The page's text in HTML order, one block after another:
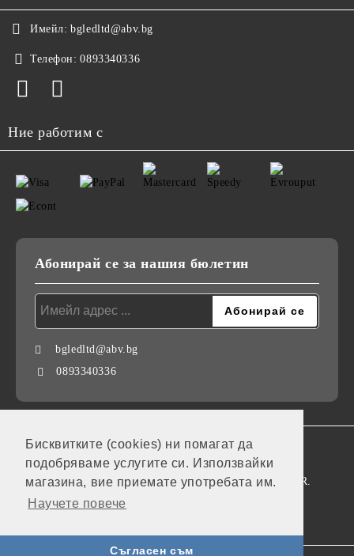
Бисквитките (cookies) ни помагат да
подобряваме услугите си. Използвайки
магазина, вие приемате употребата им.
Научете повече
Съгласен съм
Имейл: bgledltd@abv.bg
Телефон: 0893340336
Ние работим с
Абонирай се за нашия бюлетин
bgledltd@abv.bg
0893340336
GDPR
Нашият онлайн магазин е 100% съобразен с GDPR.